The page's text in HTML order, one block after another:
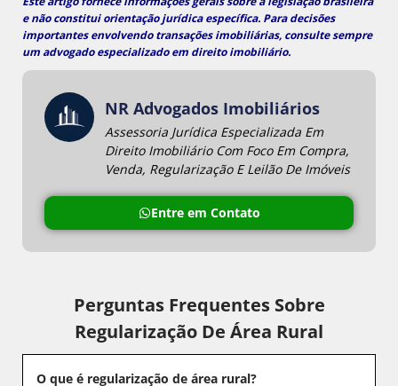
e não constitui orientação jurídica específica. Para decisões
importantes envolvendo transações imobiliárias, consulte sempre
um advogado especializado em direito imobiliário.
NR Advogados Imobiliários
Assessoria Jurídica Especializada Em
Direito Imobiliário Com Foco Em Compra,
Venda, Regularização E Leilão De Imóveis
Entre em Contato
Perguntas Frequentes Sobre
Regularização De Área Rural
O que é regularização de área rural?